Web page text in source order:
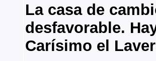
La casa de
desfavorable.
Carísimo el